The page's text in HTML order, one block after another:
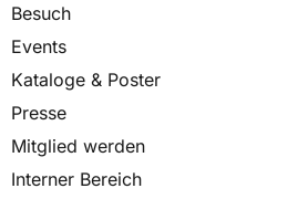
Besuch
Events
Kataloge & Poster
Presse
Mitglied werden
Interner Bereich